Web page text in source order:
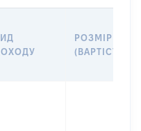
РОЗМІР
(ВАРТІСТЬ)